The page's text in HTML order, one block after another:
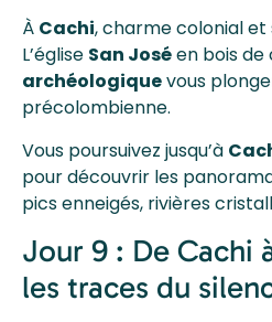
À Cachi, charme colonial
L’église San Joséen bois
archéologiquevous
précolombienne.
Vous poursuivez jusqu’à
pour découvrir les
pics enneigés, rivières
Jour 9 : De Cachi
les traces du